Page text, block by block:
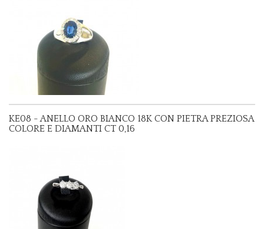
KE08 - ANELLO ORO BIANCO 18K CON PIETRA PREZIOSA
COLORE E DIAMANTI CT 0,16